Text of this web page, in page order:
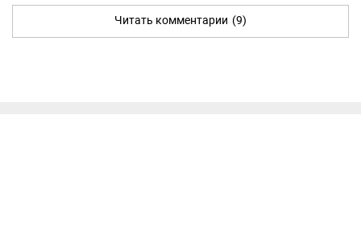
Читать комментарии (9)